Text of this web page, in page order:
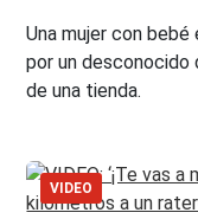
Una mujer con
por un desconocido
de una tienda.
VIDEO